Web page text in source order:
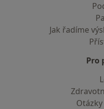
Jak řadíme
Pro